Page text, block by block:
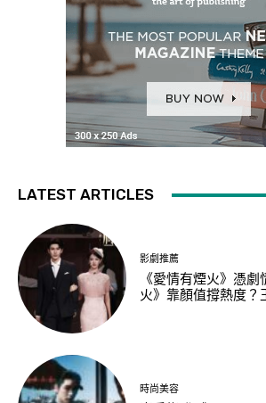
LATEST ARTICLES
影劇推薦
《愛情有煙火》憑
火》靠顏值撐熱度？
時尚美容